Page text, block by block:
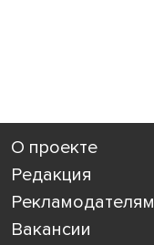
О проекте
Редакция
Рекламодателям
Вакансии